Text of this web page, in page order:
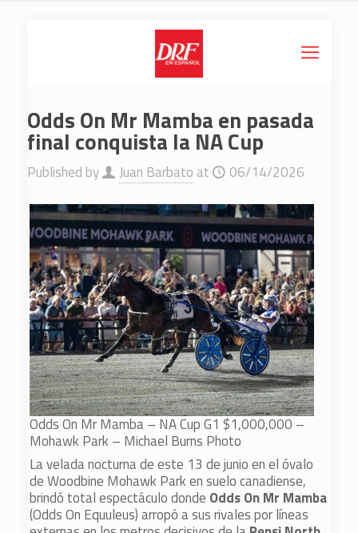
Odds On Mr Mamba en pasada
final conquista la NA Cup
Published by Juan Barbato at 06/14/2026
Odds On Mr Mamba – NA Cup G1 $1,000,000 –
Mohawk Park – Michael Burns Photo
La velada nocturna de este 13 de junio en el óvalo
de Woodbine Mohawk Park en suelo canadiense,
brindó total espectáculo donde Odds On Mr Mamba
(Odds On Equuleus) arropó a sus rivales por líneas